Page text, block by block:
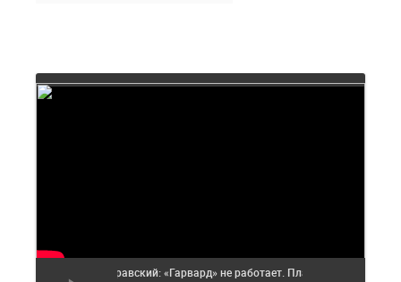
Муравский: «Гарвард» не работает. Плана нет.